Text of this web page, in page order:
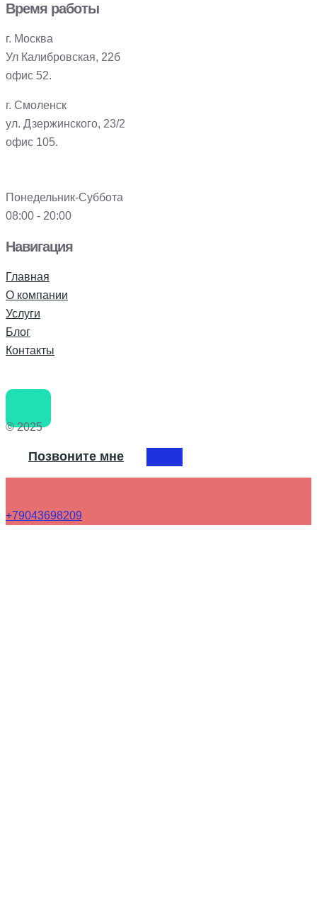
Время работы
г. Москва
Ул Калибровская, 22б
офис 52.
г. Смоленск
ул. Дзержинского, 23/2
офис 105.
Понедельник-Суббота
08:00 - 20:00
Навигация
Главная
О компании
Услуги
Блог
Контакты
© 2025
Позвоните мне
+79043698209